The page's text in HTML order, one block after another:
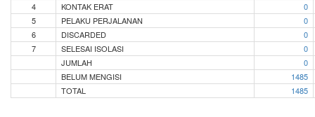
4
KONTAK ERAT
0
5
PELAKU PERJALANAN
0
6
DISCARDED
0
7
SELESAI ISOLASI
0
JUMLAH
0
BELUM MENGISI
1485
TOTAL
1485